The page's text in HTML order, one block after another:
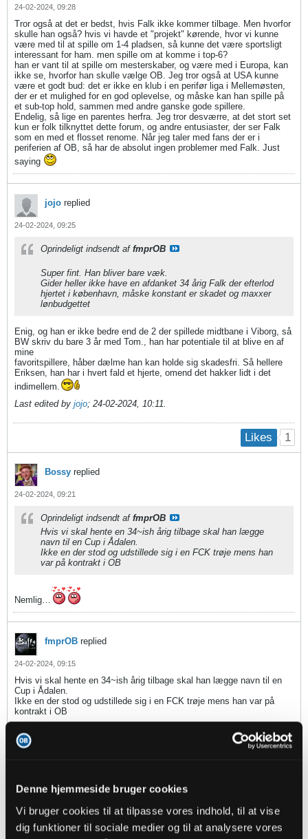
Denne hjemmeside bruger cookies
Vi bruger cookies til at tilpasse vores indhold, til at vise
dig funktioner til sociale medier og til at analysere vores
24-02-2024, 09:28
Tror også at det er bedst, hvis Falk ikke kommer tilbage. Men hvorfor
skulle han også? hvis vi havde et "projekt" kørende, hvor vi kunne
være med til at spille om 1-4 pladsen, så kunne det være sportsligt
interessant for ham. men spille om at komme i top-6?
han er vant til at spille om mesterskaber, og være med i Europa, kan
ikke se, hvorfor han skulle vælge OB. Jeg tror også at USA kunne
være et godt bud: det er ikke en klub i en perifør liga i Mellemøsten,
der er et mulighed for en god oplevelse, og måske kan han spille på
et sub-top hold, sammen med andre ganske gode spillere.
Endelig, så lige en parentes herfra. Jeg tror desværre, at det stort set
kun er folk tilknyttet dette forum, og andre entusiaster, der ser Falk
som en med et flosset renome. Når jeg taler med fans der er i
periferien af OB, så har de absolut ingen problemer med Falk. Just
saying
jojo replied
24-02-2024, 09:25
Oprindeligt indsendt af fmprOB
Super fint. Han bliver bare væk.
Gider heller ikke have en afdanket 34 årig Falk der efterlod
hjertet i københavn, måske konstant er skadet og maxxer
lønbudgettet
Enig, og han er ikke bedre end de 2 der spillede midtbane i Viborg, så
BW skriv du bare 3 år med Tom., han har potentiale til at blive en af
mine
favoritspillere, håber dælme han kan holde sig skadesfri. Så hellere
Eriksen, han har i hvert fald et hjerte, omend det hakker lidt i det
indimellem.
Last edited by jojo; 24-02-2024, 10:11.
Likes 1
Bossy replied
24-02-2024, 09:21
Oprindeligt indsendt af fmprOB
Hvis vi skal hente en 34~ish årig tilbage skal han lægge
navn til en Cup i Ådalen.
Ikke en der stod og udstillede sig i en FCK trøje mens han
var på kontrakt i OB
Nemlig…
fmprOB replied
24-02-2024, 09:15
Hvis vi skal hente en 34~ish årig tilbage skal han lægge navn til en
Cup i Ådalen.
Ikke en der stod og udstillede sig i en FCK trøje mens han var på
kontrakt i OB
Likes 6
24-02-2024, 09:11
Oprindeligt indsendt afmanner
Hvorvidt han lader sin karriere styre af baglandet ved jeg